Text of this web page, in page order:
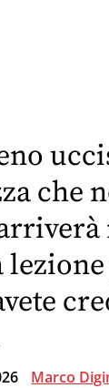
donna
in
auto,
anche
se
sei
un
che
Marco